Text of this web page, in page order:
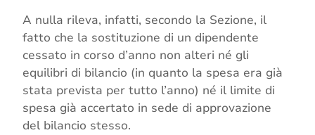
A nulla rileva, infatti, secondo la Sezione, il
fatto che la sostituzione di un dipendente
cessato in corso d’anno non alteri né gli
equilibri di bilancio (in quanto la spesa era già
stata prevista per tutto l’anno) né il limite di
spesa già accertato in sede di approvazione
del bilancio stesso.